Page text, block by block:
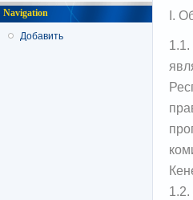
I.
Navigation
Добавить